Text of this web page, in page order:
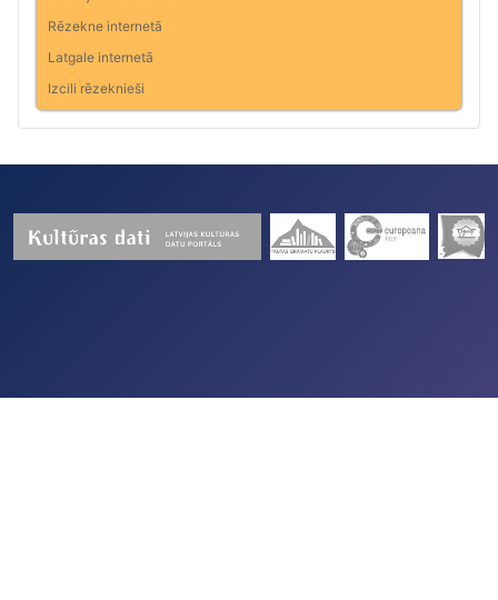
Rēzekne internetā
Latgale internetā
Izcili rēzeknieši